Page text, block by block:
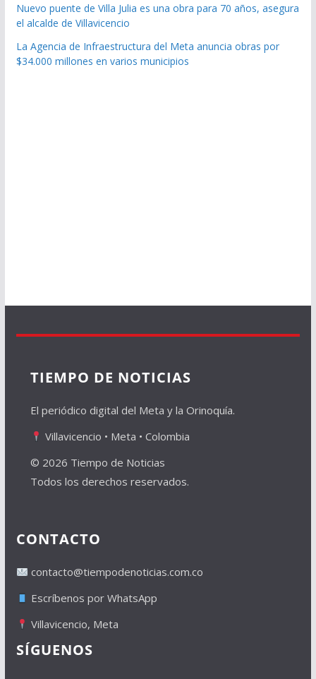
Nuevo puente de Villa Julia es una obra para 70 años, asegura
el alcalde de Villavicencio
La Agencia de Infraestructura del Meta anuncia obras por
$34.000 millones en varios municipios
TIEMPO DE NOTICIAS
El periódico digital del Meta y la Orinoquía.
Villavicencio • Meta • Colombia
© 2026 Tiempo de Noticias
Todos los derechos reservados.
CONTACTO
contacto@tiempodenoticias.com.co
Escríbenos por WhatsApp
Villavicencio, Meta
SÍGUENOS